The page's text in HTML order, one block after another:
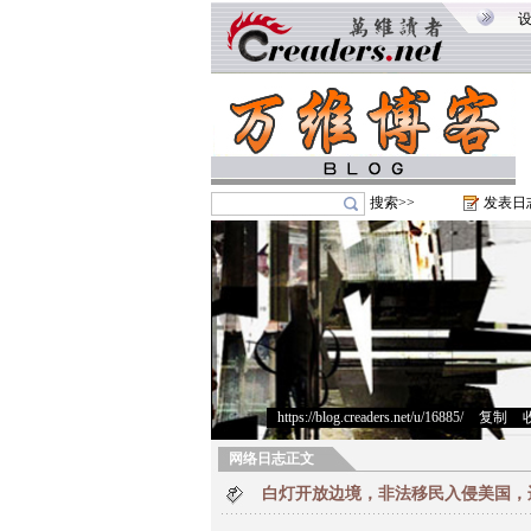
搜索>> 发表日
https://blog.creaders.net/u/16885/> 复制
网络日志正文
白灯开放边境，非法移民入侵美国